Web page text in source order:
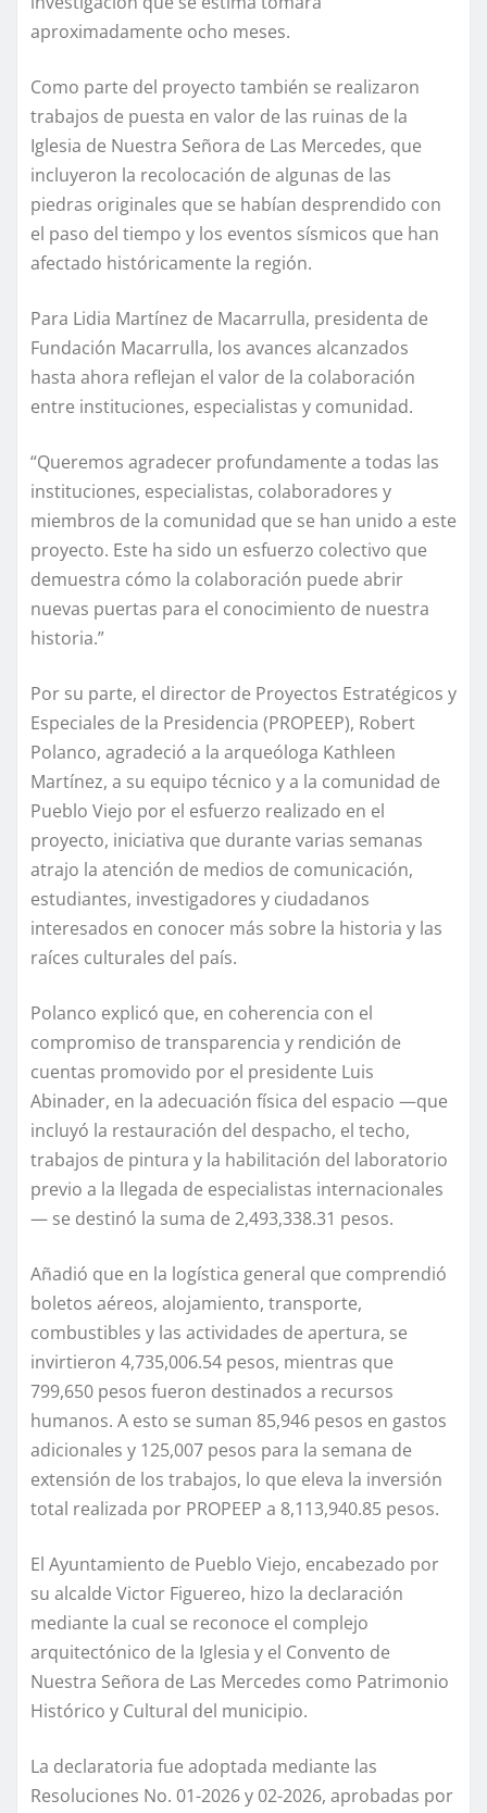
aproximadamente ocho meses.
Como parte del proyecto también se realizaron
trabajos de puesta en valor de las ruinas de la
Iglesia de Nuestra Señora de Las Mercedes, que
incluyeron la recolocación de algunas de las
piedras originales que se habían desprendido con
el paso del tiempo y los eventos sísmicos que han
afectado históricamente la región.
Para Lidia Martínez de Macarrulla, presidenta de
Fundación Macarrulla, los avances alcanzados
hasta ahora reflejan el valor de la colaboración
entre instituciones, especialistas y comunidad.
“Queremos agradecer profundamente a todas las
instituciones, especialistas, colaboradores y
miembros de la comunidad que se han unido a este
proyecto. Este ha sido un esfuerzo colectivo que
demuestra cómo la colaboración puede abrir
nuevas puertas para el conocimiento de nuestra
historia.”
Por su parte, el director de Proyectos Estratégicos y
Especiales de la Presidencia (PROPEEP), Robert
Polanco, agradeció a la arqueóloga Kathleen
Martínez, a su equipo técnico y a la comunidad de
Pueblo Viejo por el esfuerzo realizado en el
proyecto, iniciativa que durante varias semanas
atrajo la atención de medios de comunicación,
estudiantes, investigadores y ciudadanos
interesados en conocer más sobre la historia y las
raíces culturales del país.
Polanco explicó que, en coherencia con el
compromiso de transparencia y rendición de
cuentas promovido por el presidente Luis
Abinader, en la adecuación física del espacio —que
incluyó la restauración del despacho, el techo,
trabajos de pintura y la habilitación del laboratorio
previo a la llegada de especialistas internacionales
— se destinó la suma de 2,493,338.31 pesos.
Añadió que en la logística general que comprendió
boletos aéreos, alojamiento, transporte,
combustibles y las actividades de apertura, se
invirtieron 4,735,006.54 pesos, mientras que
799,650 pesos fueron destinados a recursos
humanos. A esto se suman 85,946 pesos en gastos
adicionales y 125,007 pesos para la semana de
extensión de los trabajos, lo que eleva la inversión
total realizada por PROPEEP a 8,113,940.85 pesos.
El Ayuntamiento de Pueblo Viejo, encabezado por
su alcalde Victor Figuereo, hizo la declaración
mediante la cual se reconoce el complejo
arquitectónico de la Iglesia y el Convento de
Nuestra Señora de Las Mercedes como Patrimonio
Histórico y Cultural del municipio.
La declaratoria fue adoptada mediante las
Resoluciones No. 01-2026 y 02-2026, aprobadas por